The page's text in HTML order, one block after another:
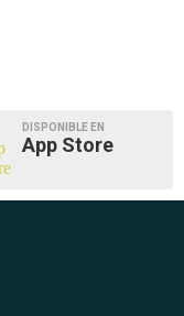
DISPONIBLE EN
App Store